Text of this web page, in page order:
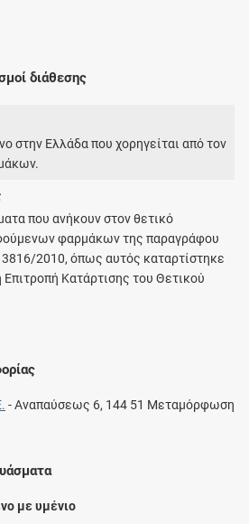
διάθεσης
στην Ελλάδα που χορηγείται από τον
που ανήκουν στον θετικό
φαρμάκων της παραγράφου
2010, όπως αυτός καταρτίστηκε
Επιτροπή Κατάρτισης του Θετικού
-Αναπαύσεως 6, 144 51 Μεταμόρφωση
με υμένιο